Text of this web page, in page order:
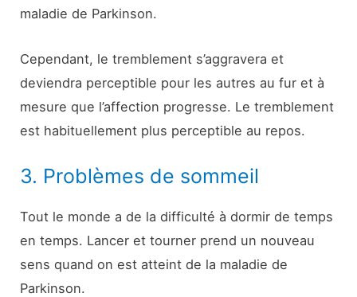
maladie de Parkinson.
Cependant, le tremblement s’aggravera et
deviendra perceptible pour les autres au fur et à
mesure que l’affection progresse. Le tremblement
est habituellement plus perceptible au repos.
3. Problèmes de sommeil
Tout le monde a de la difficulté à dormir de temps
en temps. Lancer et tourner prend un nouveau
sens quand on est atteint de la maladie de
Parkinson.